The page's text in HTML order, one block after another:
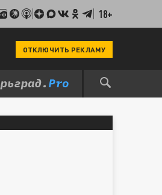
18+
ОТКЛЮЧИТЬ РЕКЛАМУ